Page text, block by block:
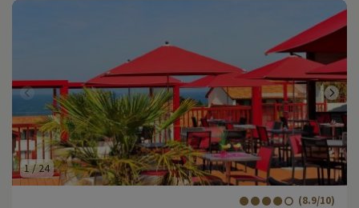
1/24
(8.9/10)